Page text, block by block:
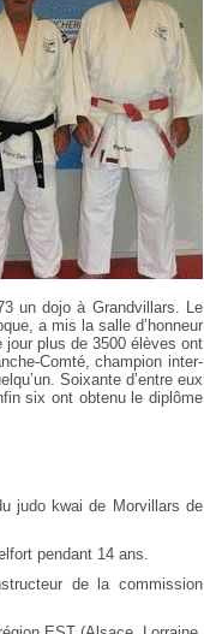
un dojo à Grandvillars. Le
a mis la salle d’honneur
plus de 3500 élèves ont
Comté, champion inter-
Soixante d’entre eux
six ont obtenu le diplôme
judo kwai de Morvillars de
pendant 14 ans.
de la commission